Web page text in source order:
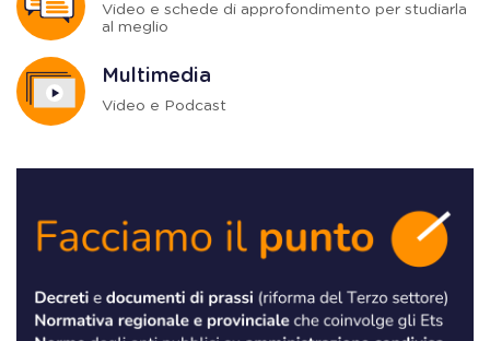
Video e schede di approfondimento per studiarla
al meglio
Multimedia
Video e Podcast